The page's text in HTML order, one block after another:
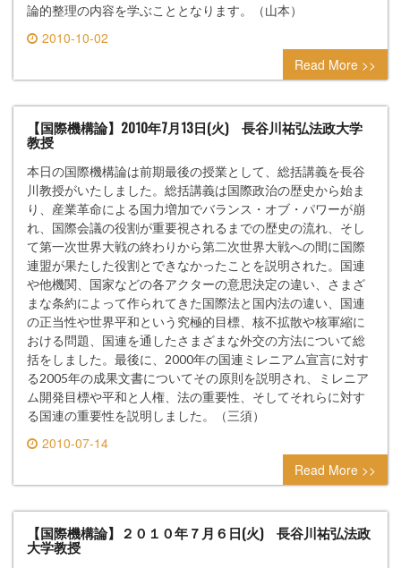
論的整理の内容を学ぶこととなります。（山本）
2010-10-02
0 comment
Read More >>
【国際機構論】2010年7月13日(火) 長谷川祐弘法政大学
教授
本日の国際機構論は前期最後の授業として、総括講義を長谷
川教授がいたしました。総括講義は国際政治の歴史から始ま
り、産業革命による国力増加でバランス・オブ・パワーが崩
れ、国際会議の役割が重要視されるまでの歴史の流れ、そし
て第一次世界大戦の終わりから第二次世界大戦への間に国際
連盟が果たした役割とできなかったことを説明された。国連
や他機関、国家などの各アクターの意思決定の違い、さまざ
まな条約によって作られてきた国際法と国内法の違い、国連
の正当性や世界平和という究極的目標、核不拡散や核軍縮に
おける問題、国連を通したさまざまな外交の方法について総
括をしました。最後に、2000年の国連ミレニアム宣言に対す
る2005年の成果文書についてその原則を説明され、ミレニア
ム開発目標や平和と人権、法の重要性、そしてそれらに対す
る国連の重要性を説明しました。（三須）
2010-07-14
0 comment
Read More >>
【国際機構論】２０１０年７月６日(火) 長谷川祐弘法政
大学教授